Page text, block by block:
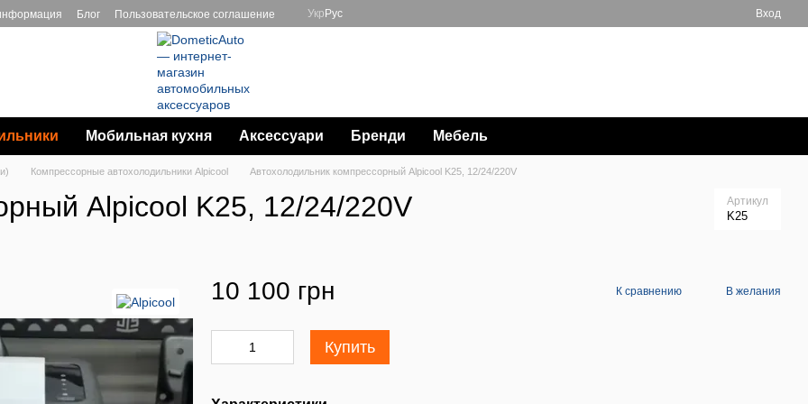
Блог Пользовательское соглашение Укр Рус Вход
Мобильная кухня Аксессуари Бренди Мебель
Компрессорные автохолодильники Alpicool Автохолодильник компрессорный Alpicool K25, 12/24/220V
Alpicool K25, 12/24/220V Артикул
K25
10 100 грн К сравнению В желания
Купить